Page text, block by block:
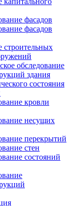
фасадов
фасадов
строительных
обследование
здания
состояния
кровли
несущих
перекрытий
стен
состояний